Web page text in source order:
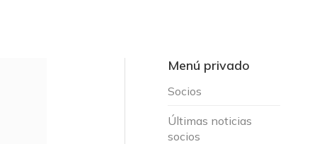
Menú privado
Socios
Últimas noticias
socios